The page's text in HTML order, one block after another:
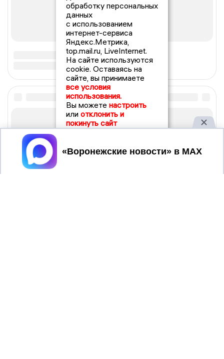
обработку персональных
данных
с использованием
интернет-сервиса
Яндекс.Метрика,
top.mail.ru, LiveInternet.
На сайте используются
cookie. Оставаясь на
сайте, вы принимаете
все условия
использования.
Вы можете настроить
или отклонить и
покинуть сайт
Принять